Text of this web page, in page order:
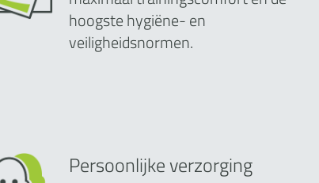
hoogste hygiëne- en
veiligheidsnormen.
Persoonlijke verzorging